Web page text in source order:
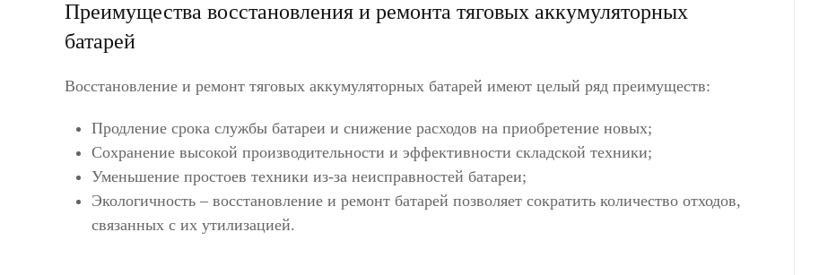
Преимущества восстановления и ремонта тяговых аккумуляторных
батарей
Восстановление и ремонт тяговых аккумуляторных батарей имеют целый ряд преимуществ:
Продление срока службы батареи и снижение расходов на приобретение новых;
Сохранение высокой производительности и эффективности складской техники;
Уменьшение простоев техники из-за неисправностей батареи;
Экологичность – восстановление и ремонт батарей позволяет сократить количество отходов,
связанных с их утилизацией.